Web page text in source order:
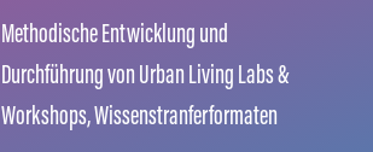
Methodische Entwicklung und
Durchführung von Urban Living Labs &
Workshops, Wissenstranferformaten